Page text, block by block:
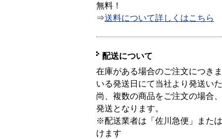
無料！
⇒送料について詳しくはこちら
配送について
在庫がある場合のご注文につき
いる発送日にて当社より発送い
尚、複数の商品をご注文の場合
発送となります。
※配送業者は「佐川急便」また
けます